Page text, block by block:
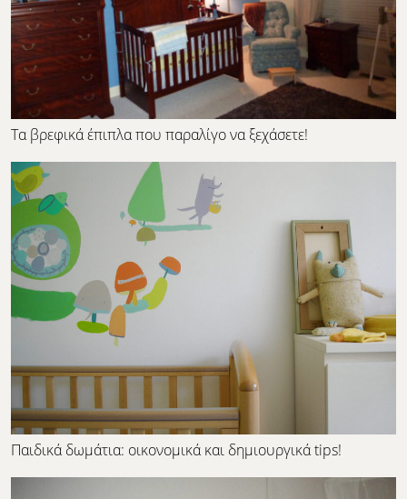
Τα βρεφικά έπιπλα που παραλίγο να ξεχάσετε!
Παιδικά δωμάτια: οικονομικά και δημιουργικά tips!